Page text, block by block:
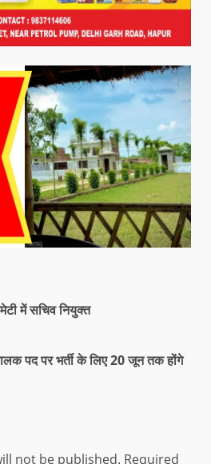
में सचिव नियुक्त
पद पर भर्ती के लिए 20 जून तक होंगे
not be published. Required